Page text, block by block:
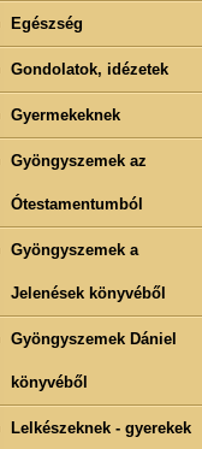
Egészség
Gondolatok, idézetek
Gyermekeknek
Gyöngyszemek az
Ótestamentumból
Gyöngyszemek a
Jelenések könyvéből
Gyöngyszemek Dániel
könyvéből
Lelkészeknek - gyerekek